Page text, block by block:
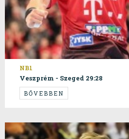
NB1
Veszprém - Szeged 29:28
BŐVEBBEN